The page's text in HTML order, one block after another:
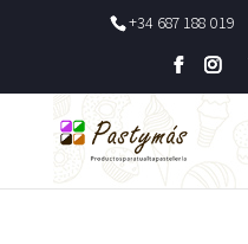
+34 687 188 019